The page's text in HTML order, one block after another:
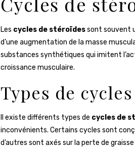
Les cycles de stéroïdessont souvent
d’une augmentation de la masse
substances synthétiques qui imitent
croissance musculaire.
Types de
Il existe différents types de cycles de
inconvénients. Certains cycles sont
d’autres sont axés sur la perte de